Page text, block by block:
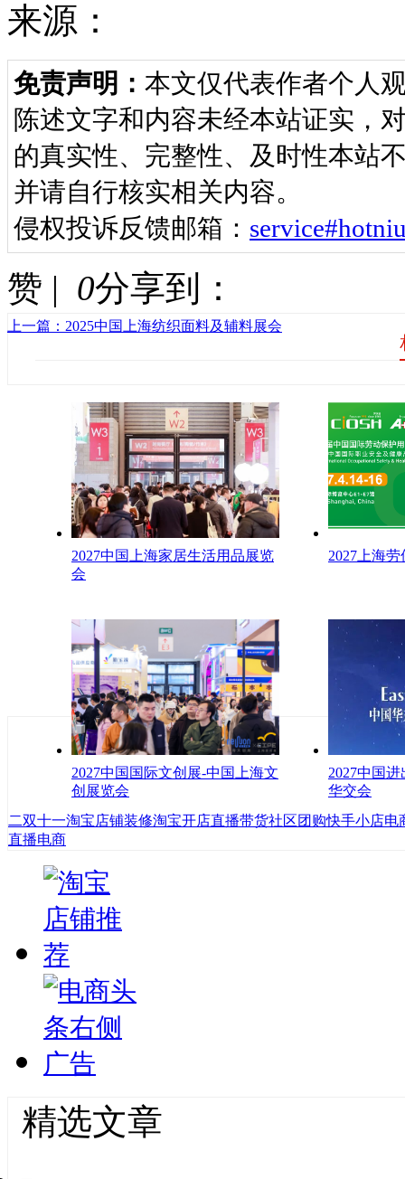
来源：
免责声明： 本文仅代表作者个人
陈述文字和内容未经本站证实，
的真实性、完整性、及时性本站
并请自行核实相关内容。
侵权投诉反馈邮箱：
赞 | 0分享到：
上一篇：2025中国上海纺织面料及辅料展会
2027中国上海家居生活用品展览
会
2027上海
2027中国国际文创展-中国上海文
创展览会
2027中国
华交会
二双十一淘宝店铺装修淘宝开店直播带货社区团购快手小店电
直播电商
精选文章